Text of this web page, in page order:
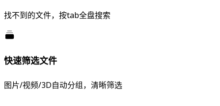
找不到的文件，按tab全盘搜索
快速筛选文件
图片/视频/3D自动分组，清晰筛选